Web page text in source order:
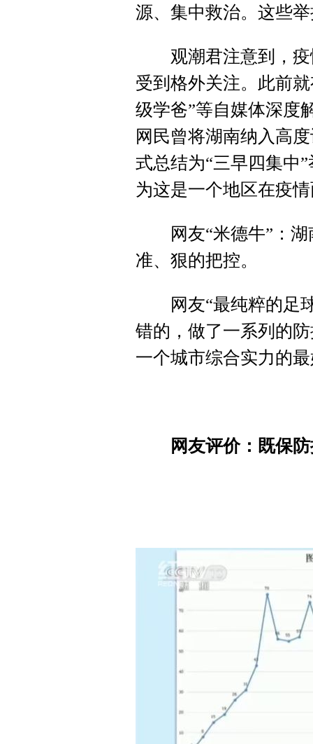
源、集中救治。这些
观潮君注意到，疫
受到格外关注。此前
级学爸”等自媒体深度
网民曾将湖南纳入高
式总结为“三早四集中
为这是一个地区在疫
网友“米德牛”：湖
准、狠的把控。
网友“最纯粹的足球
错的，做了一系列的
一个城市综合实力的
网友评价：既保